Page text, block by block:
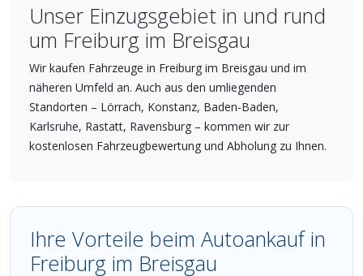
Unser Einzugsgebiet in und rund
um Freiburg im Breisgau
Wir kaufen Fahrzeuge in Freiburg im Breisgau und im
näheren Umfeld an. Auch aus den umliegenden
Standorten – Lörrach, Konstanz, Baden-Baden,
Karlsruhe, Rastatt, Ravensburg – kommen wir zur
kostenlosen Fahrzeugbewertung und Abholung zu Ihnen.
Ihre Vorteile beim Autoankauf in
Freiburg im Breisgau